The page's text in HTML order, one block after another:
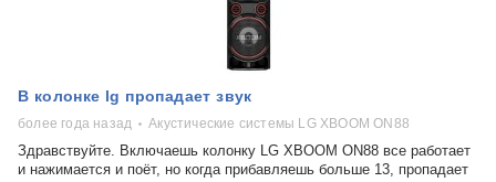
В колонке lg пропадает звук
более года назад Акустические системы LG XBOOM ON88
Здравствуйте. Включаешь колонку LG XBOOM ON88 все работает
и нажимается и поёт, но когда прибавляешь больше 13, пропадает